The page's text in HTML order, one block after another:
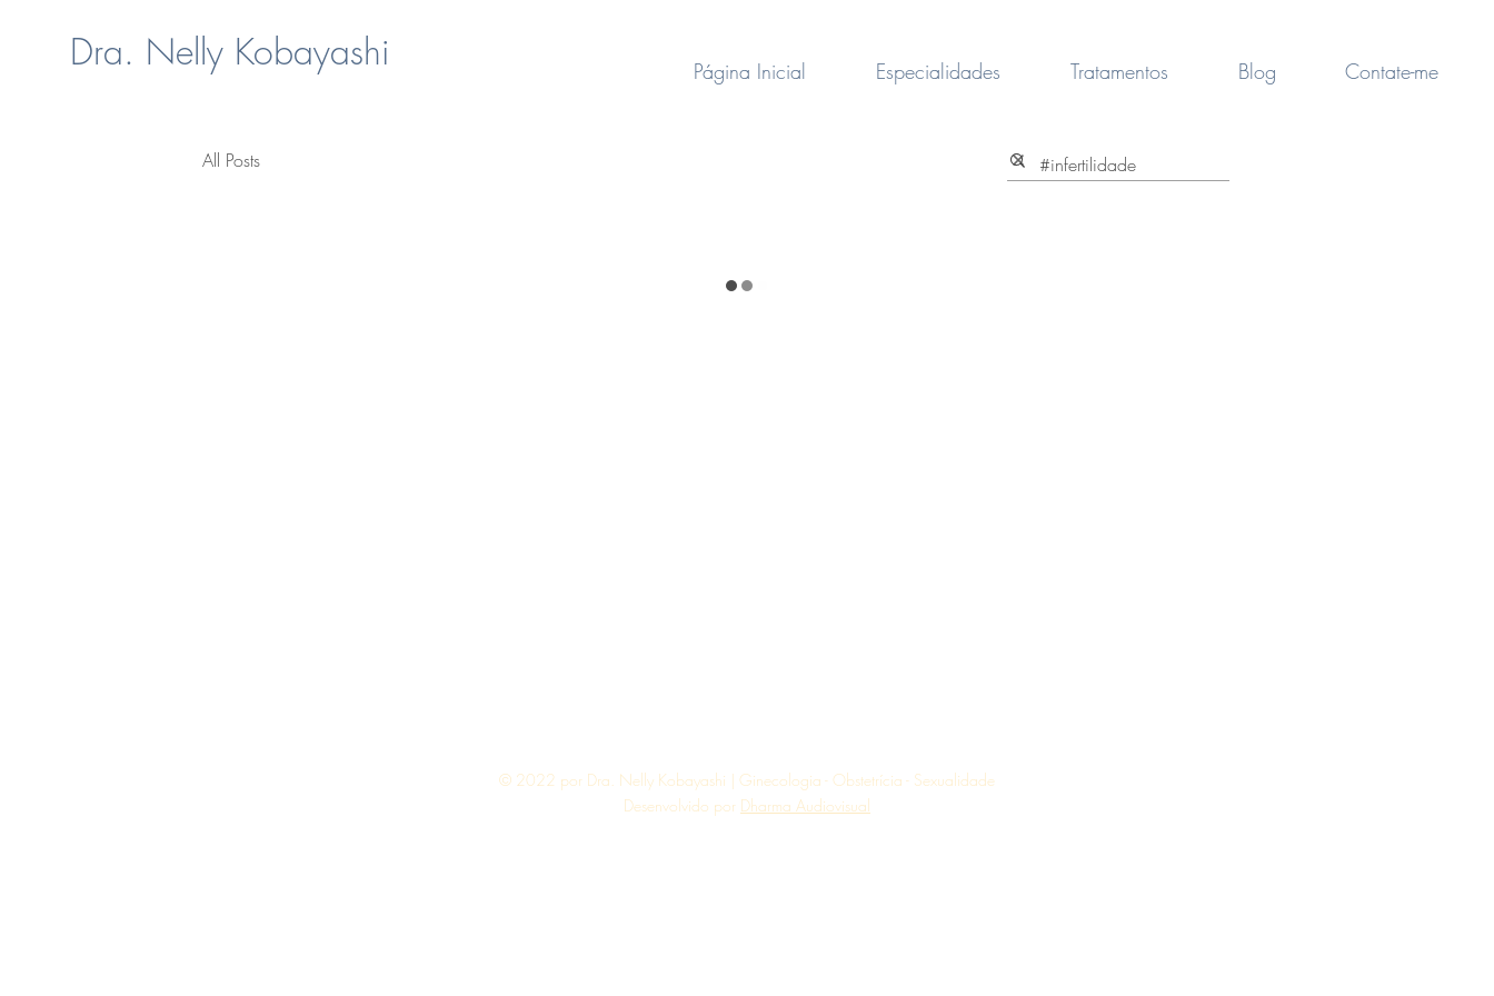
Dra. Nelly Kobayashi Página Inicial Especialidades Tratamentos Blog Contate-me
All Posts
© 2022 por Dra. Nelly Kobayashi | Ginecologia - Obstetrícia - Sexualidade
Desenvolvido por Dharma Audiovisual